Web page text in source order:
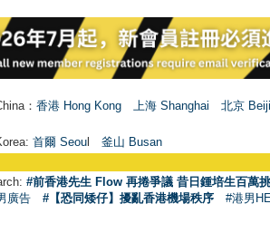
： 香港 Hong Kong 上海 Shanghai
北京
首爾 Seoul 釜山 Busan
#前香港先生 Flow 再捲爭議 昔日鍾培生百萬
廣告
#【恐同矮仔】擾亂香港機場秩序 #港男